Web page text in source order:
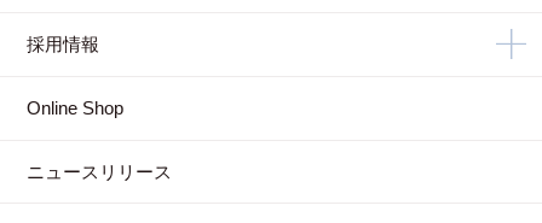
採用情報
Online Shop
ニュースリリース